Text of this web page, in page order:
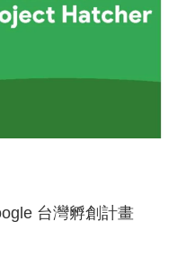
台灣孵創計畫